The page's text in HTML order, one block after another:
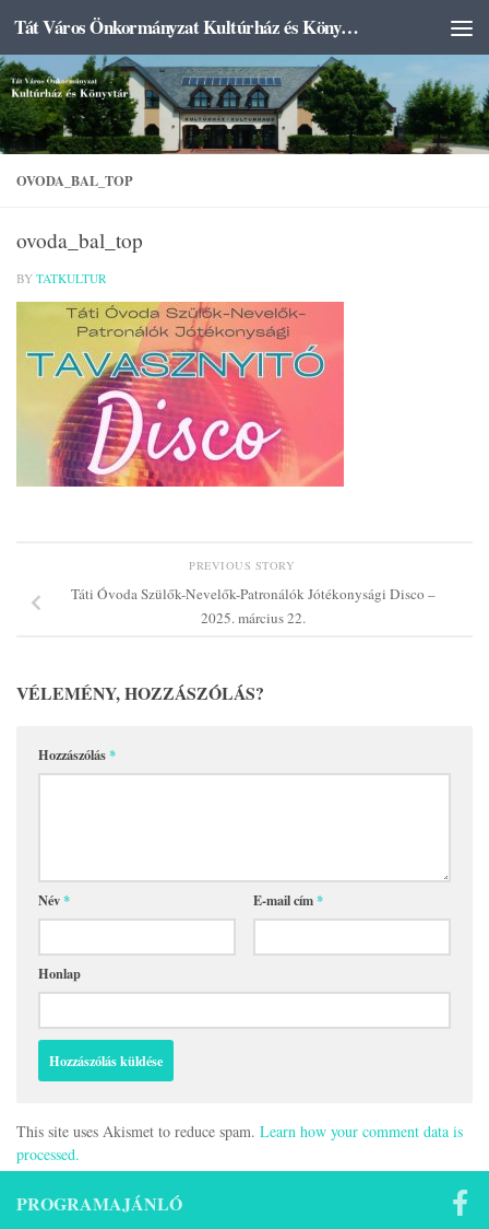
Skip to content Tát Város Önkormányzat Kultúrház és Könyvtár
OVODA_BAL_TOP
ovoda_bal_top
BY TATKULTUR
PREVIOUS STORY
Táti Óvoda Szülők-Nevelők-Patronálók Jótékonysági Disco –
2025. március 22.
VÉLEMÉNY, HOZZÁSZÓLÁS?
Hozzászólás*
Név* E-mail cím*
Honlap
This site uses Akismet to reduce spam. Learn how your comment data is
processed.
PROGRAMAJÁNLÓ